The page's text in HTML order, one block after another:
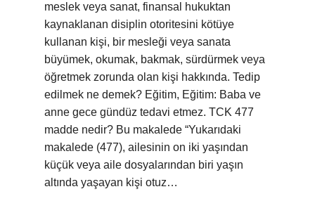
meslek veya sanat, finansal hukuktan
kaynaklanan disiplin otoritesini kötüye
kullanan kişi, bir mesleği veya sanata
büyümek, okumak, bakmak, sürdürmek veya
öğretmek zorunda olan kişi hakkında. Tedip
edilmek ne demek? Eğitim, Eğitim: Baba ve
anne gece gündüz tedavi etmez. TCK 477
madde nedir? Bu makalede “Yukarıdaki
makalede (477), ailesinin on iki yaşından
küçük veya aile dosyalarından biri yaşın
altında yaşayan kişi otuz…